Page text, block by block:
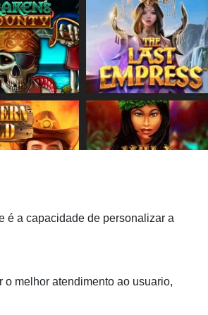
é a capacidade de personalizar a
o melhor atendimento ao usuario,